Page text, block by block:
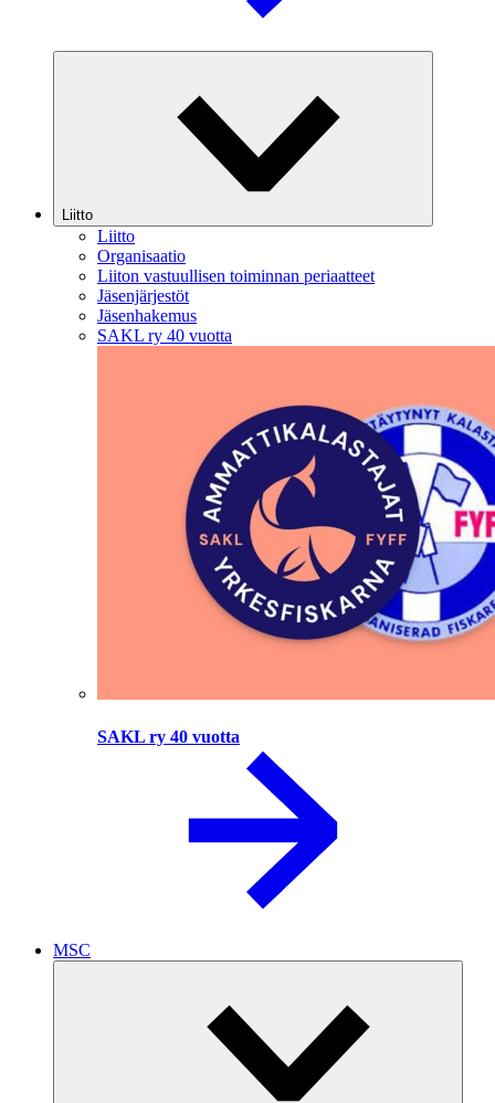
Liitto
Liitto
Organisaatio
Liiton vastuullisen toiminnan periaatteet
Jäsenjärjestöt
Jäsenhakemus
SAKL ry 40 vuotta
SAKL ry 40 vuotta
MSC